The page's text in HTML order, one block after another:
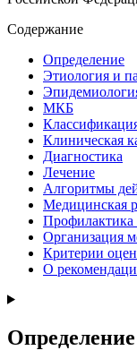
Содержание
Определение
Этиология и
МКБ
Клиническая
Диагностика
Лечение
Алгоритмы
Медицинская
Организация
Критерии
О
Определение